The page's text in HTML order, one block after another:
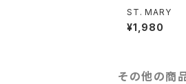
ST. MARY
¥1,980
その他の商